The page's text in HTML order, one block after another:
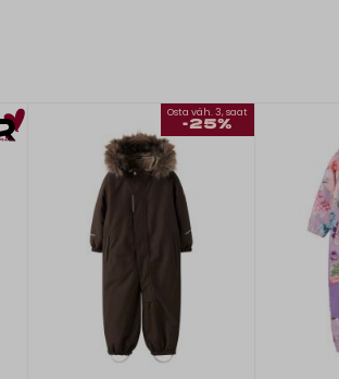
Osta väh. 3, saat
-25%